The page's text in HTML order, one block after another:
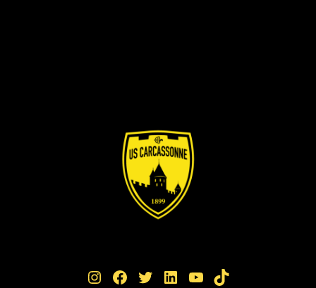
Instagram Facebook Twitter LinkedIn YouTube TikTok